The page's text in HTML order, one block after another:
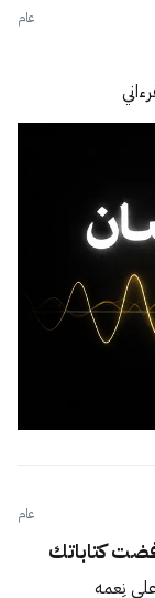
عام
عام
كتاباتك
نِعمه